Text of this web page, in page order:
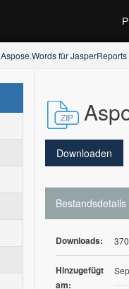
Aspose.Words für JasperReports
Downloaden
Bestandsdetails
Downloads: 370
Hinzugefügt
am: